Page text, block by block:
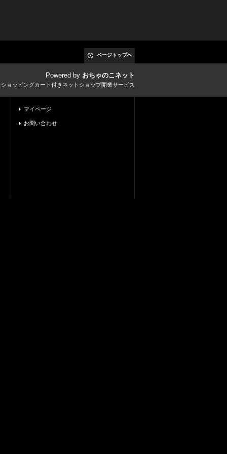
ページトップへ
Powered by おちゃのこネット
ョッピングカート付きネットショップ開業サービス
マイページ
お問い合わせ